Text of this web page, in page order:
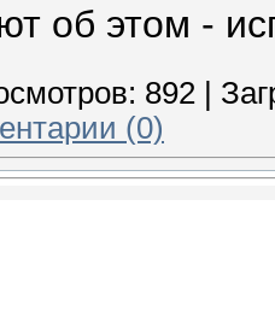
об этом -
892
(0)